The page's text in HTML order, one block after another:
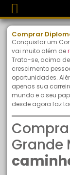
Comprar
Conquistar um
vai muito além de
Trata-se, acima
crescimento
oportunidades.
apenas sua
mundo e o seu
desde agora faz
Grande